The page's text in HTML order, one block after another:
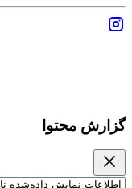
گزارش محتوا